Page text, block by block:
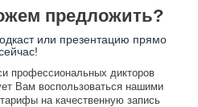
предложить?
или презентацию прямо
профессиональных дикторов
Вам воспользоваться нашими
на качественную запись